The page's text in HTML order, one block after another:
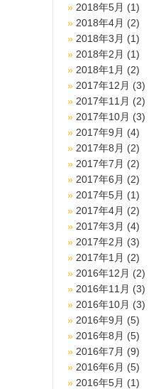
2018年5月 (1)
2018年4月 (2)
2018年3月 (1)
2018年2月 (1)
2018年1月 (2)
2017年12月 (3)
2017年11月 (2)
2017年10月 (3)
2017年9月 (4)
2017年8月 (2)
2017年7月 (2)
2017年6月 (2)
2017年5月 (1)
2017年4月 (2)
2017年3月 (4)
2017年2月 (3)
2017年1月 (2)
2016年12月 (2)
2016年11月 (3)
2016年10月 (3)
2016年9月 (5)
2016年8月 (5)
2016年7月 (9)
2016年6月 (5)
2016年5月 (1)